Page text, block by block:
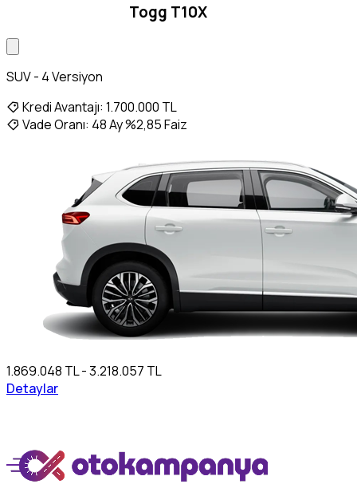
Togg T10X
SUV - 4 Versiyon
Kredi Avantajı: 1.700.000 TL
Vade Oranı: 48 Ay %2,85 Faiz
1.869.048 TL - 3.218.057 TL
Detaylar